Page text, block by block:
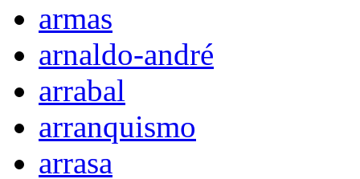
armas
arnaldo-andré
arrabal
arranquismo
arrasa